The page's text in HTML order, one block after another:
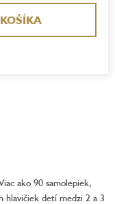
ako 90 samolepiek,
hlavičiek detí medzi 2 a 3